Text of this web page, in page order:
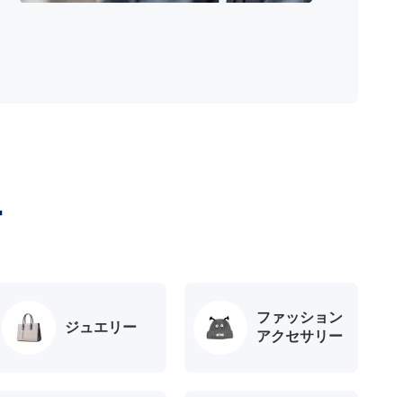
ジュエリー
ファッション
アクセサリー